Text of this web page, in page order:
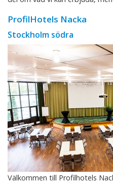
ProfilHotels Nacka
Stockholm södra
Välkommen till Profilhotels